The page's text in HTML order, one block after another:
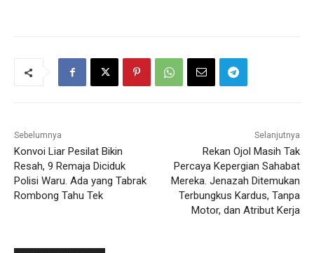
Sebelumnya
Konvoi Liar Pesilat Bikin
Resah, 9 Remaja Diciduk
Polisi Waru. Ada yang Tabrak
Rombong Tahu Tek
Selanjutnya
Rekan Ojol Masih Tak
Percaya Kepergian Sahabat
Mereka. Jenazah Ditemukan
Terbungkus Kardus, Tanpa
Motor, dan Atribut Kerja